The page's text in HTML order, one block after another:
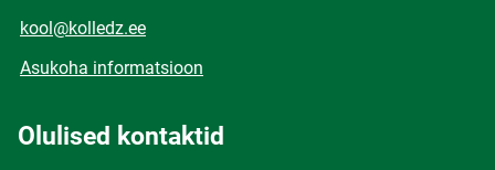
kool@kolledz.ee
Asukoha informatsioon
Olulised kontaktid